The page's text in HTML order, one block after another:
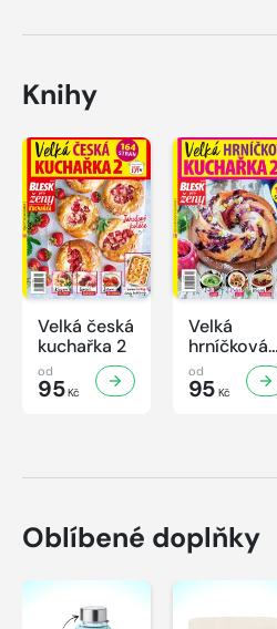
Knihy
Velká česká
kuchařka 2
od
95Kč
Velká
hrníčková
kuchařka II
od
95Kč
Oblíbené doplňky